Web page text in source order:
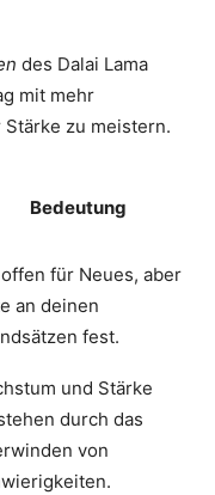
des Dalai Lama
mit mehr
zu meistern.
Bedeutung
für Neues, aber
an deinen
fest.
und Stärke
durch das
von